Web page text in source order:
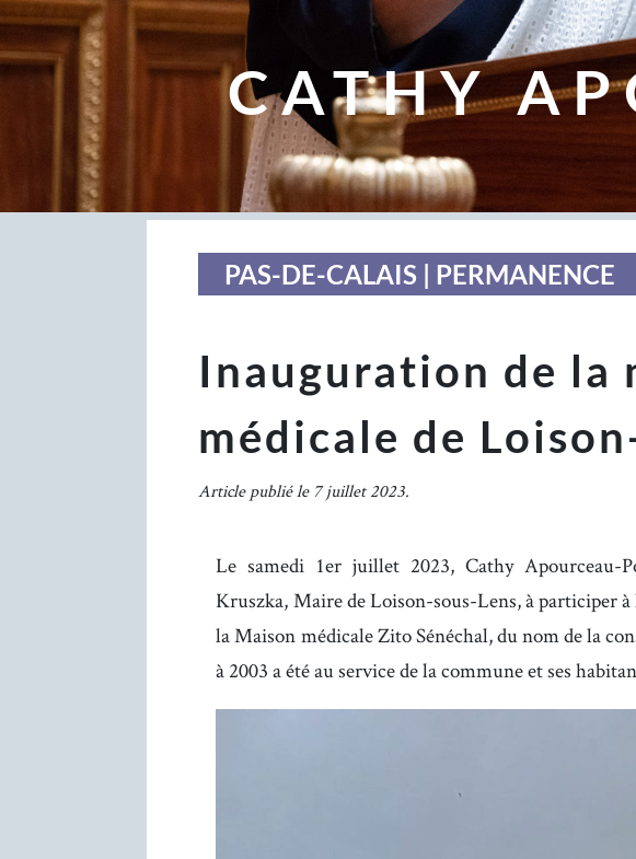
CATHY
PAS-DE-CALAIS | PERMANENCE
Inauguration de la
médicale de
Article publié le 7 juillet 2023.
Le samedi 1er juillet 2023, Cathy Apourceau-
Kruszka, Maire de Loison-sous-Lens, à participer
la Maison médicale Zito Sénéchal, du nom de la
à 2003 a été au service de la commune et ses